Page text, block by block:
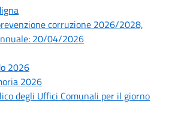
corruzione 2026/2028,
20/04/2026
2026
2026
degli Uffici Comunali per il giorno